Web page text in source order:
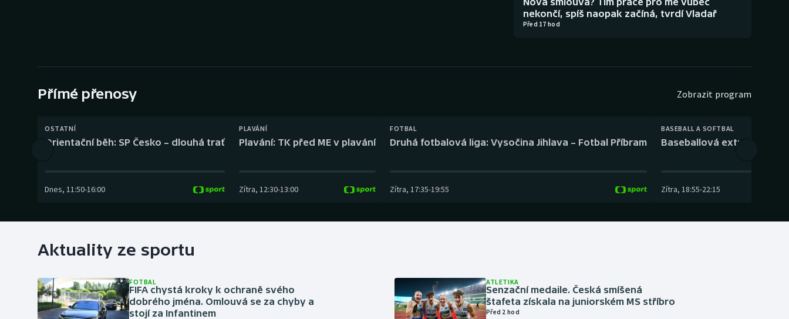
Gymnastika Plážový volejbal
nekončí, spíš naopak začíná, tvrdí Vladař
Před 17 hod
Přímé přenosy Zobrazit program
OSTATNÍ
Orientační běh: SP Česko – dlouhá trať
Dnes, 11:50-16:00
PLAVÁNÍ
Plavání: TK před ME v plavání
Zítra, 12:30-13:00
FOTBAL
Druhá fotbalová liga: Vysočina Jihlava – Fotbal Příbram
Zítra, 17:35-19:55
BASEBALL A SOFTBAL
Baseballová extraliga:
Zítra, 18:55-22:15
Aktuality ze sportu
FOTBAL
FIFA chystá kroky k ochraně svého
dobrého jména. Omlouvá se za chyby a
stojí za Infantinem
ATLETIKA
Senzační medaile. Česká smíšená
štafeta získala na juniorském MS stříbro
Před 2 hod